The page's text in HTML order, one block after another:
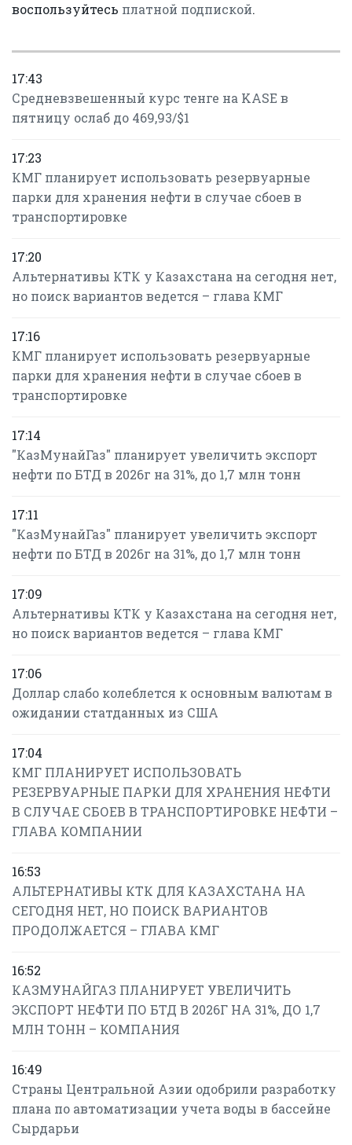
воспользуйтесь платной подпиской.
17:43
Средневзвешенный курс тенге на KASE в
пятницу ослаб до 469,93/$1
17:23
КМГ планирует использовать резервуарные
парки для хранения нефти в случае сбоев в
транспортировке
17:20
Альтернативы КТК у Казахстана на сегодня нет,
но поиск вариантов ведется – глава КМГ
17:16
КМГ планирует использовать резервуарные
парки для хранения нефти в случае сбоев в
транспортировке
17:14
"КазМунайГаз" планирует увеличить экспорт
нефти по БТД в 2026г на 31%, до 1,7 млн тонн
17:11
"КазМунайГаз" планирует увеличить экспорт
нефти по БТД в 2026г на 31%, до 1,7 млн тонн
17:09
Альтернативы КТК у Казахстана на сегодня нет,
но поиск вариантов ведется – глава КМГ
17:06
Доллар слабо колеблется к основным валютам в
ожидании статданных из США
17:04
КМГ ПЛАНИРУЕТ ИСПОЛЬЗОВАТЬ
РЕЗЕРВУАРНЫЕ ПАРКИ ДЛЯ ХРАНЕНИЯ НЕФТИ
В СЛУЧАЕ СБОЕВ В ТРАНСПОРТИРОВКЕ НЕФТИ –
ГЛАВА КОМПАНИИ
16:53
АЛЬТЕРНАТИВЫ КТК ДЛЯ КАЗАХСТАНА НА
СЕГОДНЯ НЕТ, НО ПОИСК ВАРИАНТОВ
ПРОДОЛЖАЕТСЯ – ГЛАВА КМГ
16:52
КАЗМУНАЙГАЗ ПЛАНИРУЕТ УВЕЛИЧИТЬ
ЭКСПОРТ НЕФТИ ПО БТД В 2026Г НА 31%, ДО 1,7
МЛН ТОНН – КОМПАНИЯ
16:49
Страны Центральной Азии одобрили разработку
плана по автоматизации учета воды в бассейне
Сырдарьи